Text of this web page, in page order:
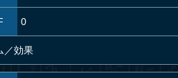
0
／効果